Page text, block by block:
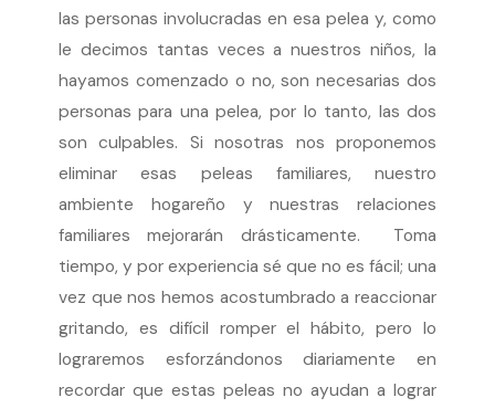
las personas involucradas en esa pelea y, como
le decimos tantas veces a nuestros niños, la
hayamos comenzado o no, son necesarias dos
personas para una pelea, por lo tanto, las dos
son culpables. Si nosotras nos proponemos
eliminar esas peleas familiares, nuestro
ambiente hogareño y nuestras relaciones
familiares mejorarán drásticamente. Toma
tiempo, y por experiencia sé que no es fácil; una
vez que nos hemos acostumbrado a reaccionar
gritando, es difícil romper el hábito, pero lo
lograremos esforzándonos diariamente en
recordar que estas peleas no ayudan a lograr